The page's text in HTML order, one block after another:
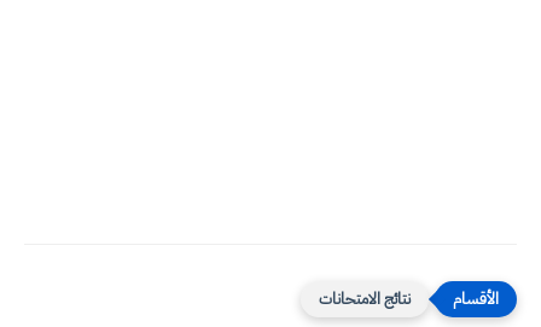
نتائج الامتحانات